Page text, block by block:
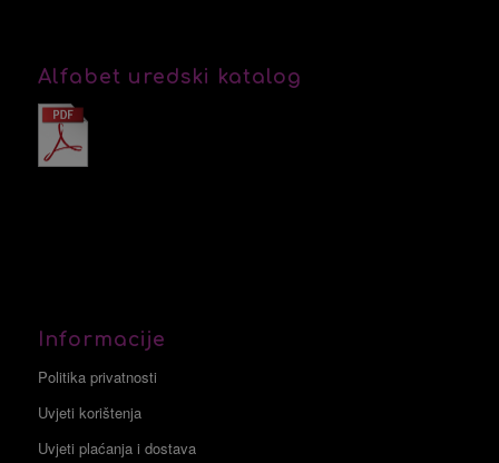
Alfabet uredski katalog
Informacije
Politika privatnosti
Uvjeti korištenja
Uvjeti plaćanja i dostava